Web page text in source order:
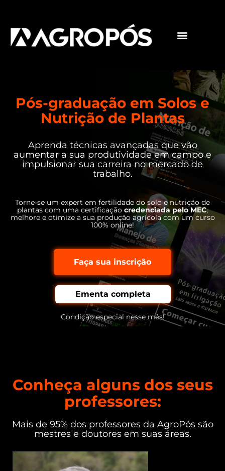
Pós-graduação em Solos e
Nutrição de Plantas
Aprenda técnicas avançadas que vão
aumentar a sua produtividade em campo e
impulsionar sua carreira no mercado de
trabalho.
Torne-se um expert em fertilidade do solo e nutrição de
plantas com uma certificação credenciada pelo MEC,
melhore e otimize a sua produção agrícola com um curso
100% online!
Faça sua inscrição
Ementa completa
Condição especial nesse mês!
Conheça alguns dos seus
professores:
Mais de 95% dos professores da AgroPós são
mestres e doutores em suas áreas.